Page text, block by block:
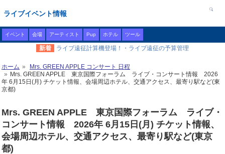
ライブイベント情報
イベント 会場 アーティスト Pup ホテル ツール
新着 ライブ遠征計算機登場！・ライブ遠征の予算管理
ホーム
Mrs. GREEN APPLE コンサート 日程
Mrs. GREEN APPLE 東京国際フォーラム ライブ・コンサート情報 2026
年 6月15日(月) チケット情報、会場周辺ホテル、交通アクセス、最寄り駅など(東
京都)
Mrs. GREEN APPLE 東京国際フォーラム ライブ・
コンサート情報 2026年 6月15日(月) チケット情報、
会場周辺ホテル、交通アクセス、最寄り駅など(東京
都)